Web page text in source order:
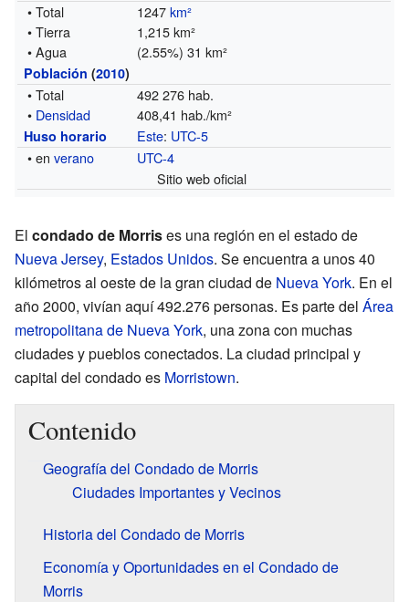
• Total 1247km²
• Tierra
1,215 km²
• Agua
(2.55%) 31 km²
Población (2010)
• Total
492 276 hab.
• Densidad 408,41 hab./km²
Huso horario Este: UTC-5
• enverano
UTC-4
Sitio web oficial
El condado de Morrises una región en el estado de
Nueva Jersey, Estados Unidos. Se encuentra a unos 40
kilómetros al oeste de la gran ciudad de Nueva York. En el
año 2000, vivían aquí 492.276 personas. Es parte del Área
metropolitana de Nueva York, una zona con muchas
ciudades y pueblos conectados. La ciudad principal y
capital del condado es Morristown.
Contenido
Geografía del Condado de Morris
Ciudades Importantes y Vecinos
Historia del Condado de Morris
Economía y Oportunidades en el Condado de
Morris